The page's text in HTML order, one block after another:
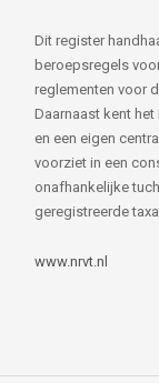
Dit register
beroepsregels
reglementen voor
Daarnaast kent
en een eigen
voorziet in een
onafhankelijke
geregistreerde
www.nrvt.nl